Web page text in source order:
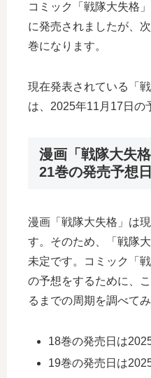
コミック「戦隊大失格
に発売されましたが、
巻になります。
現在発表されている「
は、2025年11月17日の
漫画「戦隊大失
21巻の発売予想
漫画「戦隊大失格」は
す。そのため、「戦隊
未定です。コミック「
の予想をするために、
るまでの周期を調べてみ
18巻の発売日は
19巻の発売日は